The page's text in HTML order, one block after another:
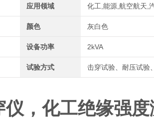
应用领域 化工,能源,航空航天,
颜色 灰白色
设备功率 2kVA
试验方式 击穿试验、耐压试验
仪，化工绝缘强